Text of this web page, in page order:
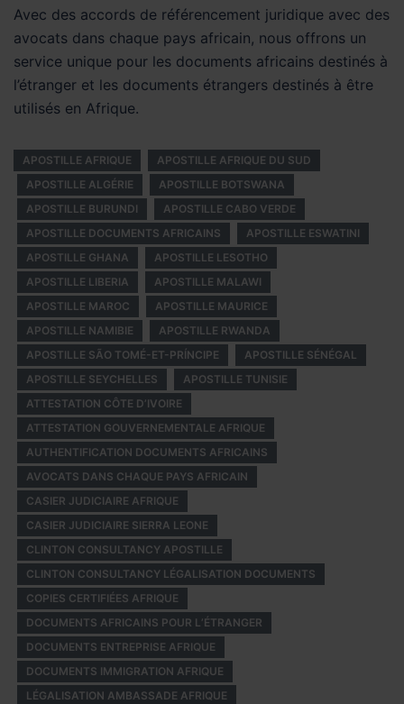
Avec des accords de référencement juridique avec des
avocats dans chaque pays africain, nous offrons un
service unique pour les documents africains destinés à
l’étranger et les documents étrangers destinés à être
utilisés en Afrique.
APOSTILLE AFRIQUE
APOSTILLE AFRIQUE DU SUD
APOSTILLE ALGÉRIE
APOSTILLE BOTSWANA
APOSTILLE BURUNDI
APOSTILLE CABO VERDE
APOSTILLE DOCUMENTS AFRICAINS
APOSTILLE ESWATINI
APOSTILLE GHANA
APOSTILLE LESOTHO
APOSTILLE LIBERIA
APOSTILLE MALAWI
APOSTILLE MAROC
APOSTILLE MAURICE
APOSTILLE NAMIBIE
APOSTILLE RWANDA
APOSTILLE SÃO TOMÉ-ET-PRÍNCIPE
APOSTILLE SÉNÉGAL
APOSTILLE SEYCHELLES
APOSTILLE TUNISIE
ATTESTATION CÔTE D’IVOIRE
ATTESTATION GOUVERNEMENTALE AFRIQUE
AUTHENTIFICATION DOCUMENTS AFRICAINS
AVOCATS DANS CHAQUE PAYS AFRICAIN
CASIER JUDICIAIRE AFRIQUE
CASIER JUDICIAIRE SIERRA LEONE
CLINTON CONSULTANCY APOSTILLE
CLINTON CONSULTANCY LÉGALISATION DOCUMENTS
COPIES CERTIFIÉES AFRIQUE
DOCUMENTS AFRICAINS POUR L’ÉTRANGER
DOCUMENTS ENTREPRISE AFRIQUE
DOCUMENTS IMMIGRATION AFRIQUE
LÉGALISATION AMBASSADE AFRIQUE